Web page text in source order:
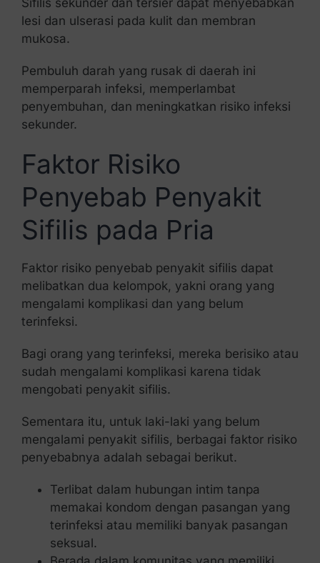
lesi dan ulserasi pada kulit dan membran
mukosa.
Pembuluh darah yang rusak di daerah ini
memperparah infeksi, memperlambat
penyembuhan, dan meningkatkan risiko infeksi
sekunder.
Faktor Risiko
Penyebab Penyakit
Sifilis pada Pria
Faktor risiko penyebab penyakit sifilis dapat
melibatkan dua kelompok, yakni orang yang
mengalami komplikasi dan yang belum
terinfeksi.
Bagi orang yang terinfeksi, mereka berisiko atau
sudah mengalami komplikasi karena tidak
mengobati penyakit sifilis.
Sementara itu, untuk laki-laki yang belum
mengalami penyakit sifilis, berbagai faktor risiko
penyebabnya adalah sebagai berikut.
Terlibat dalam hubungan intim tanpa
memakai kondom dengan pasangan yang
terinfeksi atau memiliki banyak pasangan
seksual.